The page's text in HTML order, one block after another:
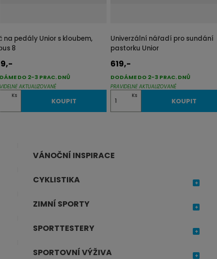
na pedály Unior s kloubem,
8
Ks
KOUPIT
DO 2-3 PRAC. DNŮ
AKTUALIZOVANÉ
Univerzální nářadí pro sundání
pastorku Unior
619,-
Z
m
Ks
KOUPIT
DODÁME DO 2-3 PRAC. DNŮ
PRAVIDELNĚ AKTUALIZOVANÉ
VÁNOČNÍ INSPIRACE
CYKLISTIKA
ZIMNÍ SPORTY
SPORTTESTERY
SPORTOVNÍ VÝŽIVA